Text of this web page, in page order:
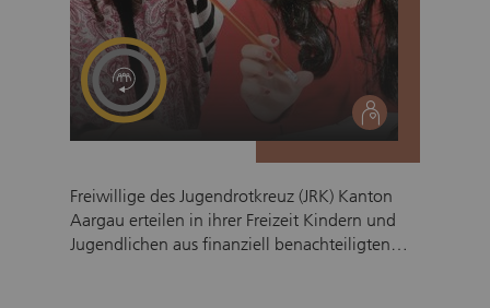
social
Freiwillige des Jugendrotkreuz (JRK) Kanton
Aargau erteilen in ihrer Freizeit Kindern und
Jugendlichen aus finanziell benachteiligten